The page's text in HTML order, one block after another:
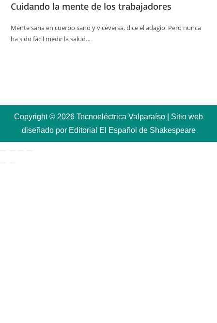
Cuidando la mente de los trabajadores
Mente sana en cuerpo sano y viceversa, dice el adagio. Pero nunca
ha sido fácil medir la salud…
Copyright © 2026 Tecnoeléctrica Valparaíso | Sitio web
diseñado por Editorial El Español de Shakespeare